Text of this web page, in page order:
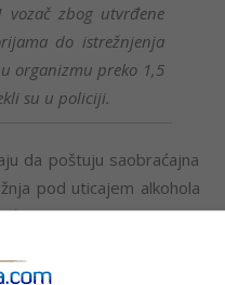
zbog utvrđene
do istrežnjenja
organizmu preko 1,5
su u policiji.
da poštuju saobraćajna
pod uticajem alkohola